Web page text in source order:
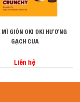
MÌ GIÒN OKI OKI HƯƠNG
GẠCH CUA
Liên hệ